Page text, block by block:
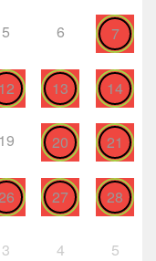
5 6 7
12 13 14
19 20 21
27 28
3 4 5